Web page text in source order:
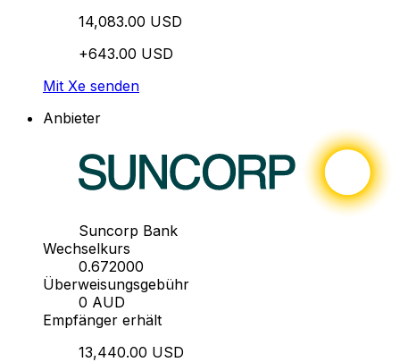
14,083.00 USD
+643.00 USD
Mit Xe senden
Anbieter
Suncorp Bank
Wechselkurs
0.672000
Überweisungsgebühr
0 AUD
Empfänger erhält
13,440.00 USD